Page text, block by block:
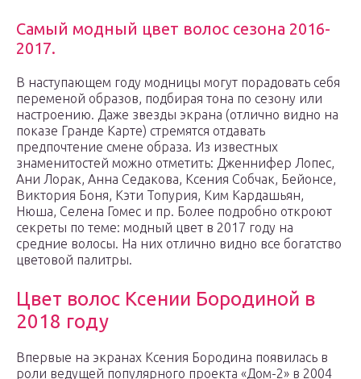
Самый модный цвет волос сезона 2016-
2017.
В наступающем году модницы могут порадовать себя
переменой образов, подбирая тона по сезону или
настроению. Даже звезды экрана (отлично видно на
показе Гранде Карте) стремятся отдавать
предпочтение смене образа. Из известных
знаменитостей можно отметить: Дженнифер Лопес,
Ани Лорак, Анна Седакова, Ксения Собчак, Бейонсе,
Виктория Боня, Кэти Топурия, Ким Кардашьян,
Нюша, Селена Гомес и пр. Более подробно откроют
секреты по теме: модный цвет в 2017 году на
средние волосы. На них отлично видно все богатство
цветовой палитры.
Цвет волос Ксении Бородиной в
2018 году
Впервые на экранах Ксения Бородина появилась в
роли ведущей популярного проекта «Дом-2» в 2004